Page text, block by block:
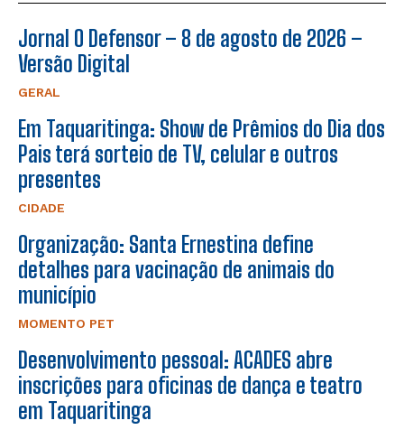
Jornal O Defensor – 8 de agosto de 2026 –
Versão Digital
GERAL
Em Taquaritinga: Show de Prêmios do Dia dos
Pais terá sorteio de TV, celular e outros
presentes
CIDADE
Organização: Santa Ernestina define
detalhes para vacinação de animais do
município
MOMENTO PET
Desenvolvimento pessoal: ACADES abre
inscrições para oficinas de dança e teatro
em Taquaritinga